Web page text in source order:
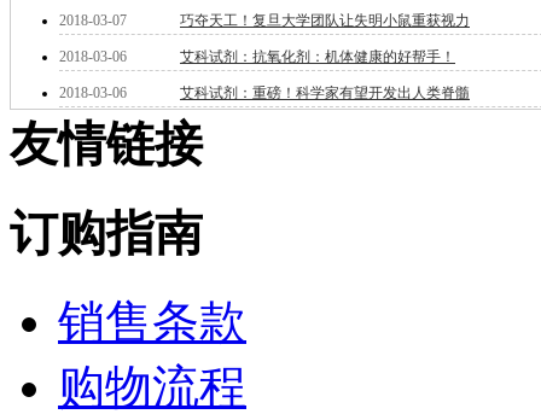
医药中间体
天然产物
标准溶液
生物/化学试剂
核酸
碳水化合物
抗生素
螯合剂/变性剂
酶、辅酶
L-氨基酸
其它生化试剂
CBZ氨基酸
BOC-氨基酸
2018-03-07 巧夺天工！复旦大学团队让失明小鼠重获视力
2018-03-06 艾科试剂：抗氧化剂：机体健康的好帮手！
2018-03-06 艾科试剂：重磅！科学家有望开发出人类脊髓
友情链接
订购指南
销售条款
购物流程